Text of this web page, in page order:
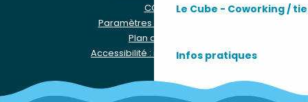
Le Cube - Coworking /
Infos pratiques
CGU
Paramètres des Cookies
Plan du site
Accessibilité : non conforme